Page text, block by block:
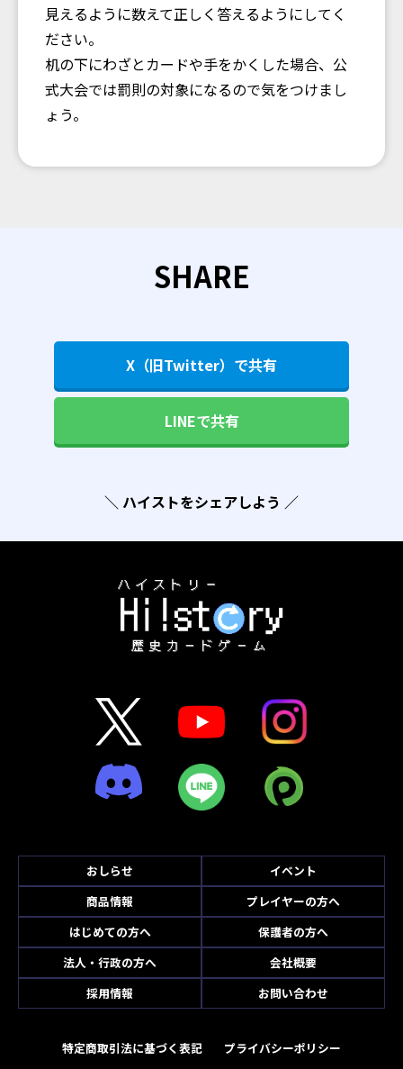
見えるように数えて正しく答えるようにしてく
ださい。
机の下にわざとカードや手をかくした場合、公
式大会では罰則の対象になるので気をつけまし
ょう。
SHARE
X（旧Twitter）で共有
LINEで共有
＼ ハイストをシェアしよう ／
おしらせ
イベント
商品情報
プレイヤーの方へ
はじめての方へ
保護者の方へ
法人・行政の方へ
会社概要
採用情報
お問い合わせ
特定商取引法に基づく表記 プライバシーポリシー